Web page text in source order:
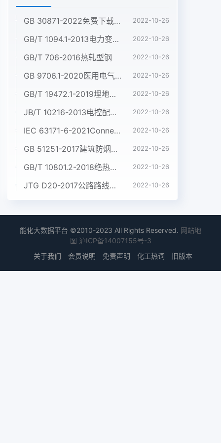
GB 30871-2022免费下载危险化学品企业特殊作业安全规范 2022-10-26
GB/T 1094.1-2013电力变压器 第1部分:总则 2022-10-26
GB/T 706-2016热轧型钢 2022-10-26
GB 9706.1-2020医用电气设备 第1部分:基本安全和基本性能的通用要求 2022-10-26
GB/T 19472.1-2019埋地用聚乙烯(PE)结构壁管道系统 第1部分:聚乙烯双壁波纹管材 2022-10-26
JB/T 10216-2013电控配电用电缆桥架 2022-10-26
IEC 63171-6-2021Connectors for electrical and electronic equipment - Part 6: Detail specification for 2-way and 4-way (data/power), shielded, free and fixed connectors for power and data transmission with frequencies up to 600 MHz 2022-10-26
GB 51251-2017建筑防烟排烟系统技术标准 2022-10-26
GB/T 10801.2-2018绝热用挤塑聚苯乙烯泡沫塑料(XPS) 2022-10-26
JTG D20-2017公路路线设计规范 2022-10-26
能化大数据平台 ©2010-2023 All Rights Reserved. 网站地
图 沪ICP备14007155号-3
关于我们
会员说明 免责声明 化工热词 旧版本